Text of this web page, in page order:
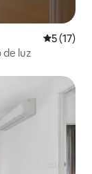
5 (17)
luz